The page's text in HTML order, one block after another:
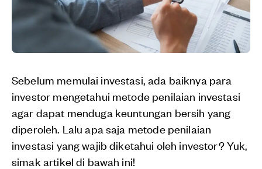
Sebelum memulai investasi, ada baiknya para
investor mengetahui metode penilaian investasi
agar dapat menduga keuntungan bersih yang
diperoleh. Lalu apa saja metode penilaian
investasi yang wajib diketahui oleh investor? Yuk,
simak artikel di bawah ini!